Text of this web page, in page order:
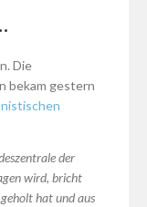
Die
bekam gestern
der
wird, bricht
hat und aus